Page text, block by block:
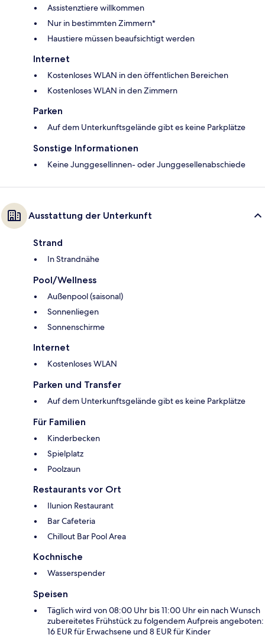
Assistenztiere willkommen
Nur in bestimmten Zimmern*
Haustiere müssen beaufsichtigt werden
Internet
Kostenloses WLAN in den öffentlichen Bereichen
Kostenloses WLAN in den Zimmern
Parken
Auf dem Unterkunftsgelände gibt es keine Parkplätze
Sonstige Informationen
Keine Junggesellinnen- oder Junggesellenabschiede
Ausstattung der Unterkunft
Strand
In Strandnähe
Pool/Wellness
Außenpool (saisonal)
Sonnenliegen
Sonnenschirme
Internet
Kostenloses WLAN
Parken und Transfer
Auf dem Unterkunftsgelände gibt es keine Parkplätze
Für Familien
Kinderbecken
Spielplatz
Poolzaun
Restaurants vor Ort
Ilunion Restaurant
Bar Cafeteria
Chillout Bar Pool Area
Kochnische
Wasserspender
Speisen
Täglich wird von 08:00 Uhr bis 11:00 Uhr ein nach Wunsch
zubereitetes Frühstück zu folgendem Aufpreis angeboten:
16 EUR für Erwachsene und 8 EUR für Kinder